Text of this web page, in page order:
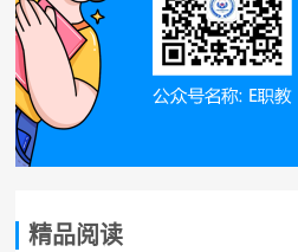
精品阅读